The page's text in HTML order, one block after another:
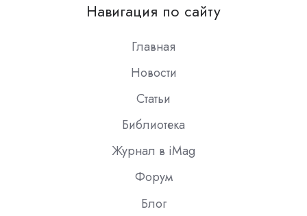
Slack
Навигация по сайту
Главная
Новости
Статьи
Библиотека
Журнал в iMag
Форум
Блог